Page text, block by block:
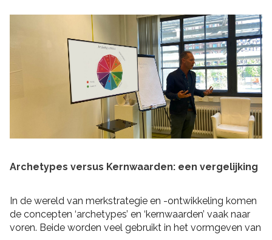
intern maken dat je dit gaat waarmaken!
Archetypes versus Kernwaarden: een vergelijking
In de wereld van merkstrategie en -ontwikkeling komen
de concepten ‘archetypes’ en ‘kernwaarden’ vaak naar
voren. Beide worden veel gebruikt in het vormgeven van